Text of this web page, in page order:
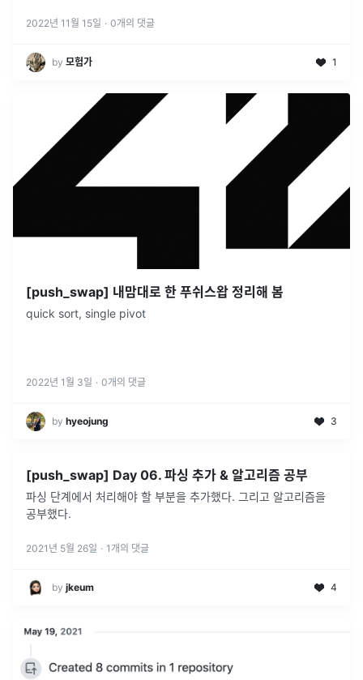
2022년 11월 15일 · 0개의 댓글
by 모험가 1
[push_swap] 내맘대로 한 푸쉬스왑 정리해 봄
quick sort, single pivot
2022년 1월 3일 · 0개의 댓글
by hyeojung 3
[push_swap] Day 06. 파싱 추가 & 알고리즘 공부
파싱 단계에서 처리해야 할 부분을 추가했다. 그리고 알고리즘을
공부했다.
2021년 5월 26일 · 1 개의 댓글
by jkeum 4